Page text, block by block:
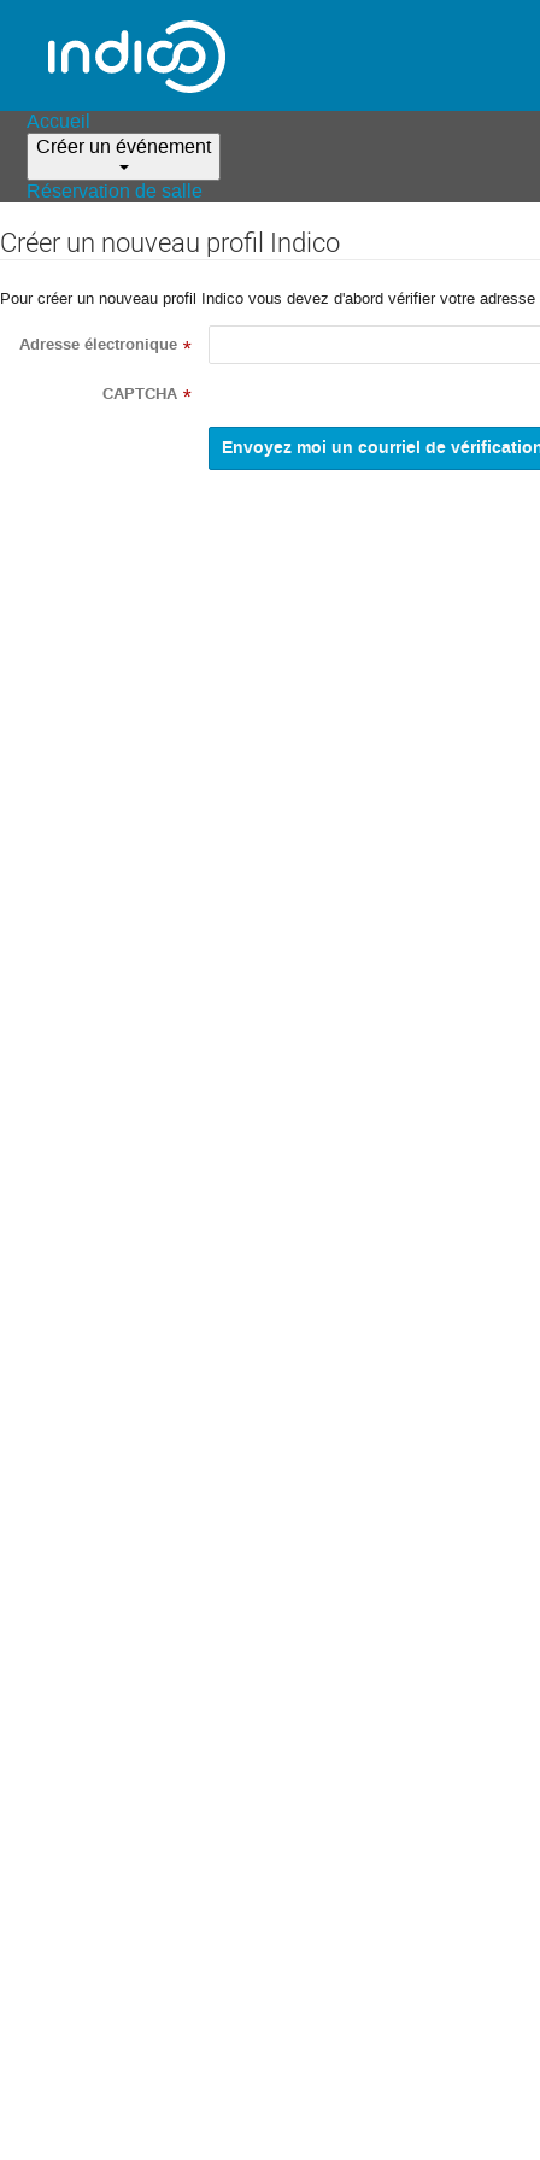
Accueil
Créer un événement
Réservation de salle
Créer un nouveau profil Indico
Pour créer un nouveau profil Indico vous devez d'abord vérifier votre
Adresse électronique *
CAPTCHA *